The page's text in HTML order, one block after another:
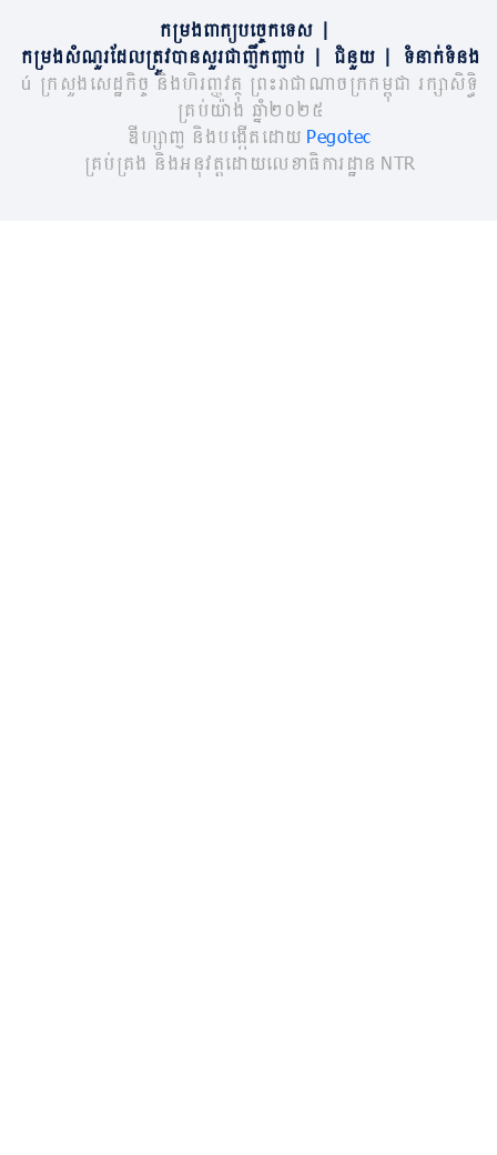
កម្រងពាក្យបច្ចេកទេស
កម្រងសំណួរដែលត្រូវបានសួរជាញឹកញាប់
ជំនួយ
ទំនាក់ទំនង
© ក្រសួងសេដ្ឋកិច្ច និងហិរញ្ញវត្ថុ ព្រះរាជាណាចក្រកម្ពុជា រក្សាសិទ្ធិ
គ្រប់យ៉ាង ឆ្នាំ២០២៥
ឌីហ្សាញ និងបង្កើតដោយ Pegotec
គ្រប់គ្រង និងអនុវត្តដោយលេខាធិការដ្ឋាន NTR